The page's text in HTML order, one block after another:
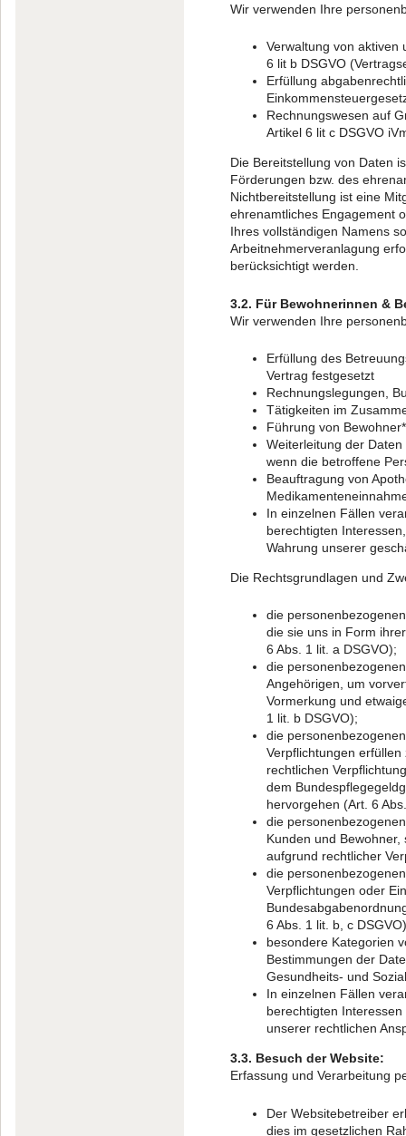
Wir verwenden Ihre
Verwaltung von aktiven
6 lit b DSGVO
Erfüllung
Rechnungswesen auf
Artikel 6 lit c DSGVO
Die Bereitstellung von Daten
Förderungen bzw. des
Nichtbereitstellung ist eine
ehrenamtliches Engagement
Ihres vollständigen Namens
Arbeitnehmerveranlagung
berücksichtigt werden.
3.2. Für Bewohnerinnen &
Wir verwenden Ihre
Erfüllung des
Vertrag festgesetzt
Rechnungslegungen,
Tätigkeiten im
Führung von
Weiterleitung der
wenn die betroffene
Beauftragung von
In einzelnen Fällen
berechtigten
Wahrung unserer
Die Rechtsgrundlagen und
die
die sie uns in Form
6 Abs. 1 lit. a DSGVO);
die
Angehörigen, um
Vormerkung und
1 lit. b DSGVO);
die
Verpflichtungen
rechtlichen
dem
hervorgehen (Art. 6
die
Kunden und
aufgrund rechtlicher
die
Verpflichtungen oder
6 Abs. 1 lit. b, c
besondere Kategorien
Bestimmungen der
Gesundheits- und
In einzelnen Fällen
berechtigten
unserer rechtlichen
3.3. Besuch der Website:
Erfassung und Verarbeitung
Der Websitebetreiber
dies im gesetzlichen